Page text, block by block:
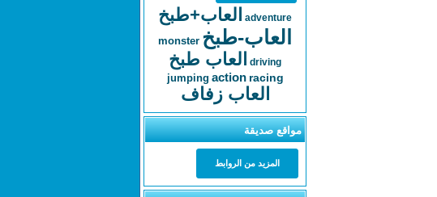
adventure العاب+طبخ
العاب-طبخ monster
driving العاب طبخ
jumping action racing
العاب زفاف
مواقع صديقة
المزيد من الروابط